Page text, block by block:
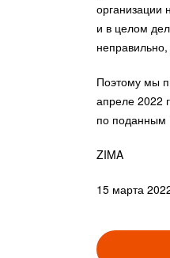
организации
и в целом
Поэтому мы
апреле 2022
по поданным
ZIMA
15 марта